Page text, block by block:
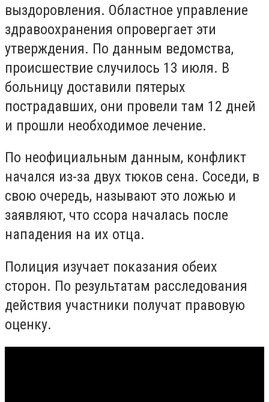
выздоровления. Областное управление
здравоохранения опровергает эти
утверждения. По данным ведомства,
происшествие случилось 13 июля. В
больницу доставили пятерых
пострадавших, они провели там 12 дней
и прошли необходимое лечение.
По неофициальным данным, конфликт
начался из-за двух тюков сена. Соседи, в
свою очередь, называют это ложью и
заявляют, что ссора началась после
нападения на их отца.
Полиция изучает показания обеих
сторон. По результатам расследования
действия участники получат правовую
оценку.